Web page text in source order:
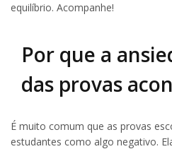
equilíbrio. Acompanhe!
Por que a
das provas
É muito comum que as provas
estudantes como algo negativo.